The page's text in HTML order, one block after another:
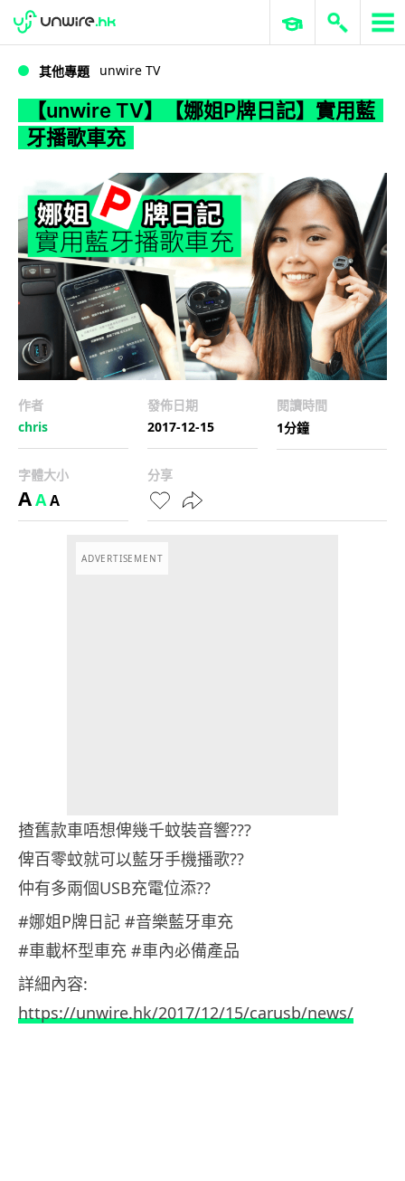
WWDC 2026 ERP 與商業 AI
其他專題 unwire TV
【unwire TV】【娜姐P牌日記】實用藍
牙播歌車充
作者
chris
發佈日期
2017-12-15
閱讀時間
1分鐘
字體大小
AAA
分享
ADVERTISEMENT
揸舊款車唔想俾幾千蚊裝音響???
俾百零蚊就可以藍牙手機播歌??
仲有多兩個USB充電位添??
#娜姐P牌日記 #音樂藍牙車充
#車載杯型車充 #車內必備產品
詳細內容:
https://unwire.hk/2017/12/15/carusb/news/